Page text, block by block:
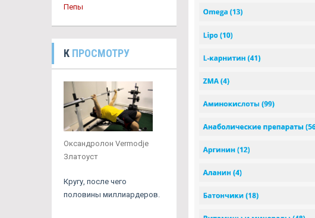
Пепы
К ПРОСМОТРУ
Оксандролон Vermodje
Златоуст
Кругу, после чего
половины миллиардеров.